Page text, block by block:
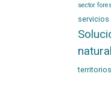
sector